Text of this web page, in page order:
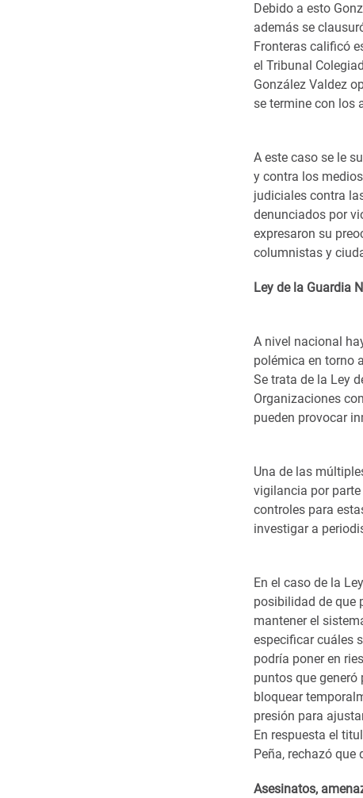
Debido a esto
además se
Fronteras calificó
el Tribunal
González Valdez
se termine con los
A este caso se le
y contra los
judiciales contra
denunciados por
expresaron su
columnistas y
Ley de la Guardia
A nivel nacional
polémica en torno
Se trata de la Ley
Organizaciones
pueden provocar
Una de las
vigilancia por
controles para
investigar a
En el caso de la
posibilidad de que
mantener el
especificar cuáles
podría poner en
puntos que
bloquear
presión para
En respuesta el
Peña, rechazó que
Asesinatos,